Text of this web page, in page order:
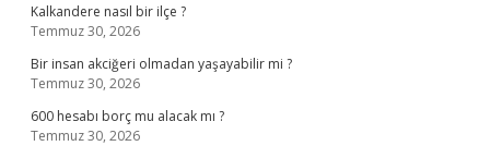
Kalkandere nasıl bir ilçe ?
Temmuz 30, 2026
Bir insan akciğeri olmadan yaşayabilir mi ?
Temmuz 30, 2026
600 hesabı borç mu alacak mı ?
Temmuz 30, 2026